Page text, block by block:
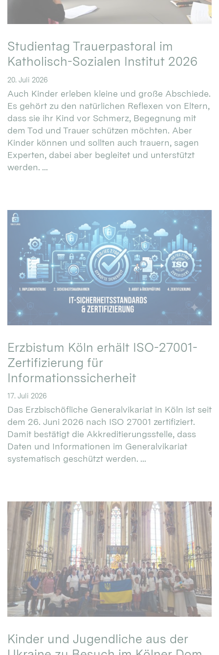
Studientag Trauerpastoral im
Katholisch-Sozialen Institut 2026
20. Juli 2026
Auch Kinder erleben kleine und große Abschiede.
Es gehört zu den natürlichen Reflexen von Eltern,
dass sie ihr Kind vor Schmerz, Begegnung mit
dem Tod und Trauer schützen möchten. Aber
Kinder können und sollten auch trauern, sagen
Experten, dabei aber begleitet und unterstützt
werden. ...
Erzbistum Köln erhält ISO-27001-
Zertifizierung für
Informationssicherheit
17. Juli 2026
Das Erzbischöfliche Generalvikariat in Köln ist seit
dem 26. Juni 2026 nach ISO 27001 zertifiziert.
Damit bestätigt die Akkreditierungsstelle, dass
Daten und Informationen im Generalvikariat
systematisch geschützt werden. ...
Kinder und Jugendliche aus der